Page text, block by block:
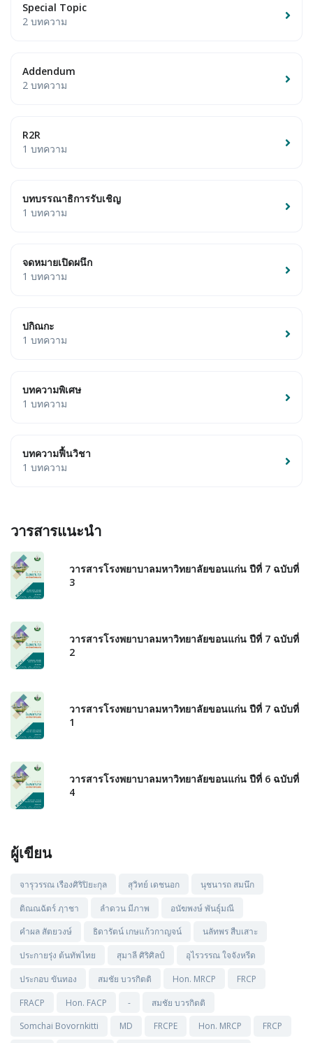
Special Topic
2 บทความ
Addendum
2 บทความ
R2R
1 บทความ
บทบรรณาธิการรับเชิญ
1 บทความ
จดหมายเปิดผนึก
1 บทความ
ปกิณกะ
1 บทความ
บทความพิเศษ
1 บทความ
บทความฟื้นวิชา
1 บทความ
วารสารแนะนำ
วารสารโรงพยาบาลมหาวิทยาลัยขอนแก่น ปีที่ 7 ฉบับที่
3
วารสารโรงพยาบาลมหาวิทยาลัยขอนแก่น ปีที่ 7 ฉบับที่
2
วารสารโรงพยาบาลมหาวิทยาลัยขอนแก่น ปีที่ 7 ฉบับที่
1
วารสารโรงพยาบาลมหาวิทยาลัยขอนแก่น ปีที่ 6 ฉบับที่
4
ผู้เขียน
จารุวรรณ เรืองศิริปิยะกุล สุวิทย์ เดชนอก
นุชนารถ สมนึก
ติณณฉัตร์ ฦาชา
ลำดวน มีภาพ
อนัฆพงษ์ พันธุ์มณี
คำผล สัตยวงษ์
ธิดารัตน์ เกษแก้วกาญจน์
นลัทพร สืบเสาะ
ประกายรุ่ง ต้นทัพไทย
สุมาลี ศิริศิลป์
อุไรวรรณ ใจจังหรีด
ประกอบ ขันทอง
สมชัย บวรกิตติ Hon. MRCP
FRCP
FRACP
Hon. FACP -
สมชัย บวรกิตติ
Somchai Bovornkitti
MD FRCPE Hon. MRCP
FRCP